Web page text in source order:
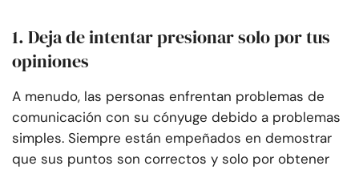
1. Deja de intentar presionar solo por tus
opiniones
A menudo, las personas enfrentan problemas de
comunicación con su cónyuge debido a problemas
simples. Siempre están empeñados en demostrar
que sus puntos son correctos y solo por obtener